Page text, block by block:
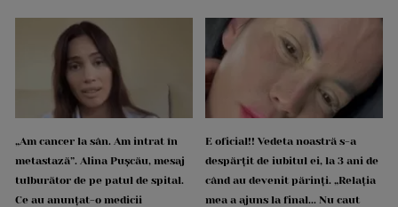
„Am cancer la sân. Am intrat în
metastază”. Alina Pușcău, mesaj
tulburător de pe patul de spital.
Ce au anunțat-o medicii
E oficial!! Vedeta noastră s-a
despărțit de iubitul ei, la 3 ani de
când au devenit părinți. „Relația
mea a ajuns la final... Nu caut